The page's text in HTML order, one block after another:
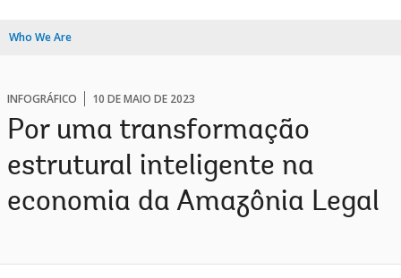
Who We Are
INFOGRÁFICO 10 DE MAIO DE 2023
Por uma transformação
estrutural inteligente na
economia da Amazônia Legal